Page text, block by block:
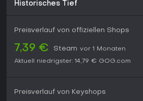
Historisches Tief
Preisverlauf von offiziellen Shops
7,39 € Steam vor 1 Monaten
Aktuell niedrigster: 14,79 € GOG.com
Preisverlauf von Keyshops